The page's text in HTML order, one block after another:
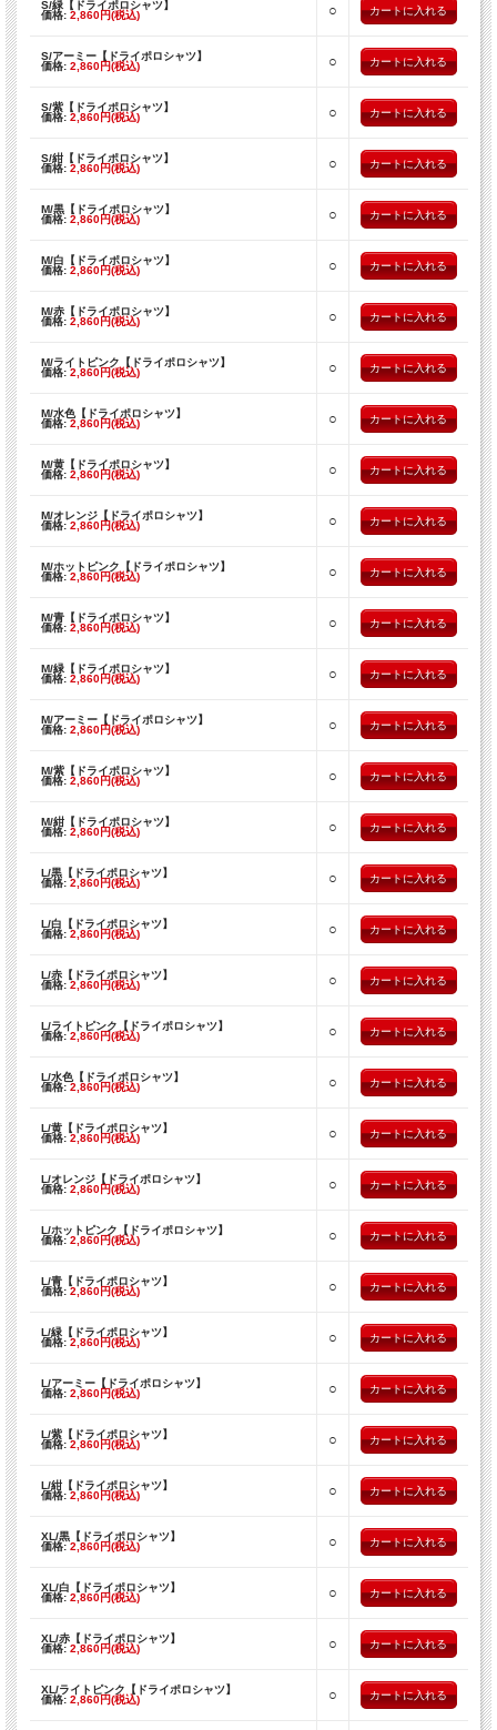
S/緑【ドライポロシャツ】
価格: 2,860円(税込) ○
S/アーミー【ドライポロシャツ】
価格: 2,860円(税込) ○
S/紫【ドライポロシャツ】
価格: 2,860円(税込) ○
S/紺【ドライポロシャツ】
価格: 2,860円(税込) ○
M/黒【ドライポロシャツ】
価格: 2,860円(税込) ○
M/白【ドライポロシャツ】
価格: 2,860円(税込) ○
M/赤【ドライポロシャツ】
価格: 2,860円(税込) ○
M/ライトピンク【ドライポロシャツ】
価格: 2,860円(税込) ○
M/水色【ドライポロシャツ】
価格: 2,860円(税込) ○
M/黄【ドライポロシャツ】
価格: 2,860円(税込) ○
M/オレンジ【ドライポロシャツ】
価格: 2,860円(税込) ○
M/ホットピンク【ドライポロシャツ】
価格: 2,860円(税込) ○
M/青【ドライポロシャツ】
価格: 2,860円(税込) ○
M/緑【ドライポロシャツ】
価格: 2,860円(税込) ○
M/アーミー【ドライポロシャツ】
価格: 2,860円(税込) ○
M/紫【ドライポロシャツ】
価格: 2,860円(税込) ○
M/紺【ドライポロシャツ】
価格: 2,860円(税込) ○
L/黒【ドライポロシャツ】
価格: 2,860円(税込) ○
L/白【ドライポロシャツ】
価格: 2,860円(税込) ○
L/赤【ドライポロシャツ】
価格: 2,860円(税込) ○
L/ライトピンク【ドライポロシャツ】
価格:2,860円(税込) ○
L/水色【ドライポロシャツ】
価格: 2,860円(税込) ○
L/黄【ドライポロシャツ】
価格: 2,860円(税込) ○
L/オレンジ【ドライポロシャツ】
価格: 2,860円(税込) ○
L/ホットピンク【ドライポロシャツ】
価格: 2,860円(税込) ○
L/青【ドライポロシャツ】
価格: 2,860円(税込) ○
L/緑【ドライポロシャツ】
価格: 2,860円(税込) ○
L/アーミー【ドライポロシャツ】
価格: 2,860円(税込) ○
L/紫【ドライポロシャツ】
価格: 2,860円(税込) ○
L/紺【ドライポロシャツ】
価格: 2,860円(税込) ○
XL/黒【ドライポロシャツ】
価格:2,860円(税込) ○
XL/白【ドライポロシャツ】
価格: 2,860円(税込) ○
XL/赤【ドライポロシャツ】
価格: 2,860円(税込) ○
XL/ライトピンク【ドライポロシャツ】
価格: 2,860円(税込) ○